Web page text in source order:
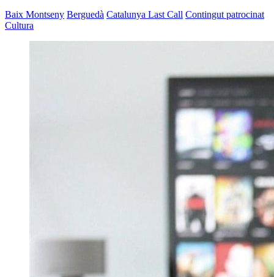
Baix Montseny Berguedà Catalunya Last Call Contingut patrocinat
Cultura